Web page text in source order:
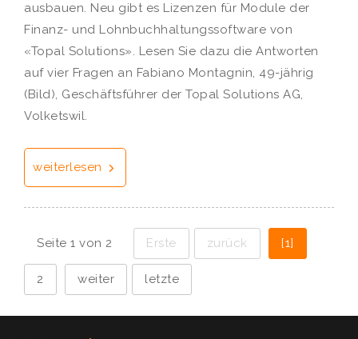
ausbauen. Neu gibt es Lizenzen für Module der
Finanz- und Lohnbuchhaltungssoftware von
«Topal Solutions». Lesen Sie dazu die Antworten
auf vier Fragen an Fabiano Montagnin, 49-jährig
(Bild), Geschäftsführer der Topal Solutions AG,
Volketswil.
weiterlesen
Seite 1 von 2 Erste zurück [1]
2 weiter letzte